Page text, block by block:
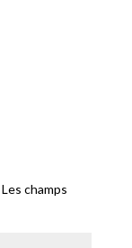
Les champs